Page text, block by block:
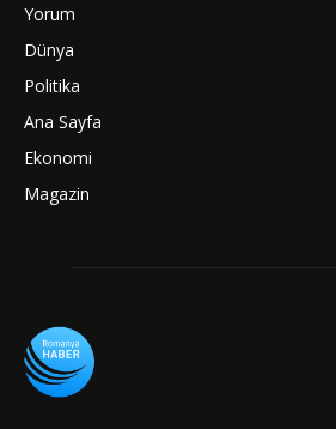
Yorum
Dünya
Politika
Ana Sayfa
Ekonomi
Magazin